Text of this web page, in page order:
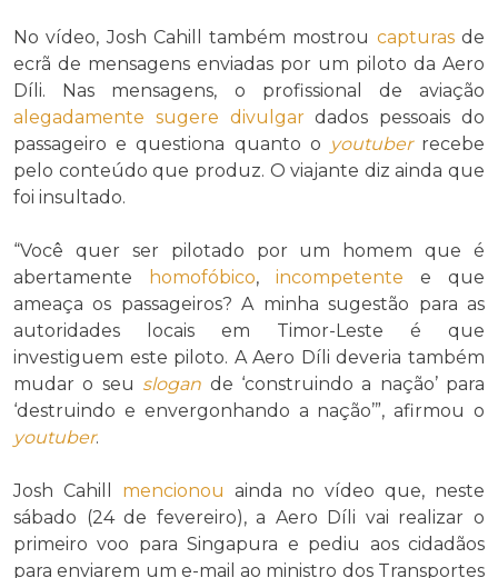
No vídeo, Josh Cahill também mostrou capturasde
ecrã de mensagens enviadas por um piloto da Aero
Díli. Nas mensagens, o profissional de aviação
alegadamente sugere divulgardados pessoais do
passageiro e questiona quanto o youtuberrecebe
pelo conteúdo que produz. O viajante diz ainda que
foi insultado.
“Você quer ser pilotado por um homem que é
abertamente
homofóbico, incompetente e que
ameaça os passageiros? A minha sugestão para as
autoridades locais em Timor-Leste é que
investiguem este piloto. A Aero Díli deveria também
mudar o seu slogan de ‘construindo a nação’ para
‘destruindo e envergonhando a nação’”, afirmou o
youtuber.
Josh Cahill mencionou ainda no vídeo que, neste
sábado (24 de fevereiro), a Aero Díli vai realizar o
primeiro voo para Singapura e pediu aos cidadãos
para enviarem um e-mail ao ministro dos Transportes